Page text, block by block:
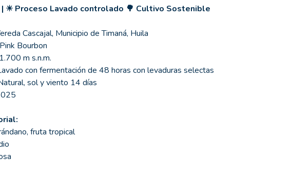
| ☀ Proceso Lavado controlado 🌳 Cultivo Sostenible
Cascajal, Municipio de Timaná, Huila
Pink Bourbon
1.700 m s.n.m.
con fermentación de 48 horas con levaduras selectas
sol y viento 14 días
fruta tropical